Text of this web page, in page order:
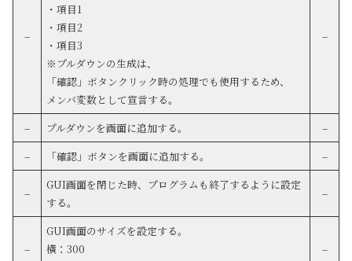
–
・項目1
・項目2
・項目3
※プルダウンの生成は、
「確認」ボタンクリック時の処理でも使用するため、
メンバ変数として宣言する。
–
– プルダウンを画面に追加する。
–
–
「確認」ボタンを画面に追加する。 –
–
GUI画面を閉じた時、プログラムも終了するように設定
する。
–
–
GUI画面のサイズを設定する。
横：300
–